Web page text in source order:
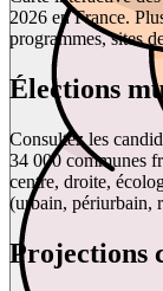
2026 en France.
programmes, sites
Élections
Consultez les
34 000 communes
centre, droite,
(urbain, périurbain,
Projections